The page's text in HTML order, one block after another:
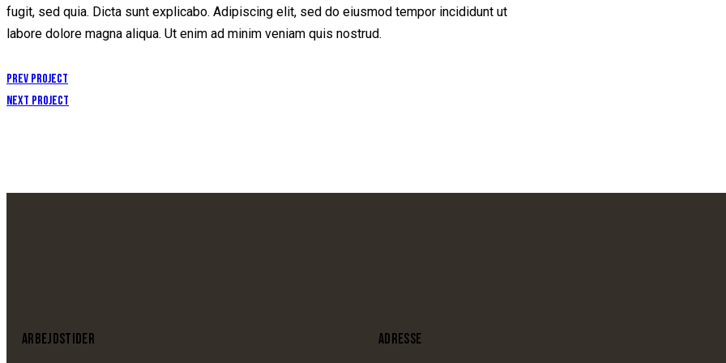
fugit, sed quia. Dicta sunt explicabo. Adipiscing elit, sed do eiusmod tempor incididunt ut
labore dolore magna aliqua. Ut enim ad minim veniam quis nostrud.
Prev Project
Next Project
ARBEJDSTIDER ADRESSE